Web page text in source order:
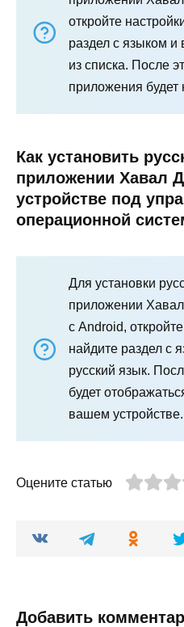
откройте
раздел с языком и
из списка. После
приложения будет
Как установить
приложении Хавал
устройстве под
операционной
Для установки
приложении
с Android,
найдите раздел с
русский язык.
будет
вашем устройстве.
Оцените статью
Добавить